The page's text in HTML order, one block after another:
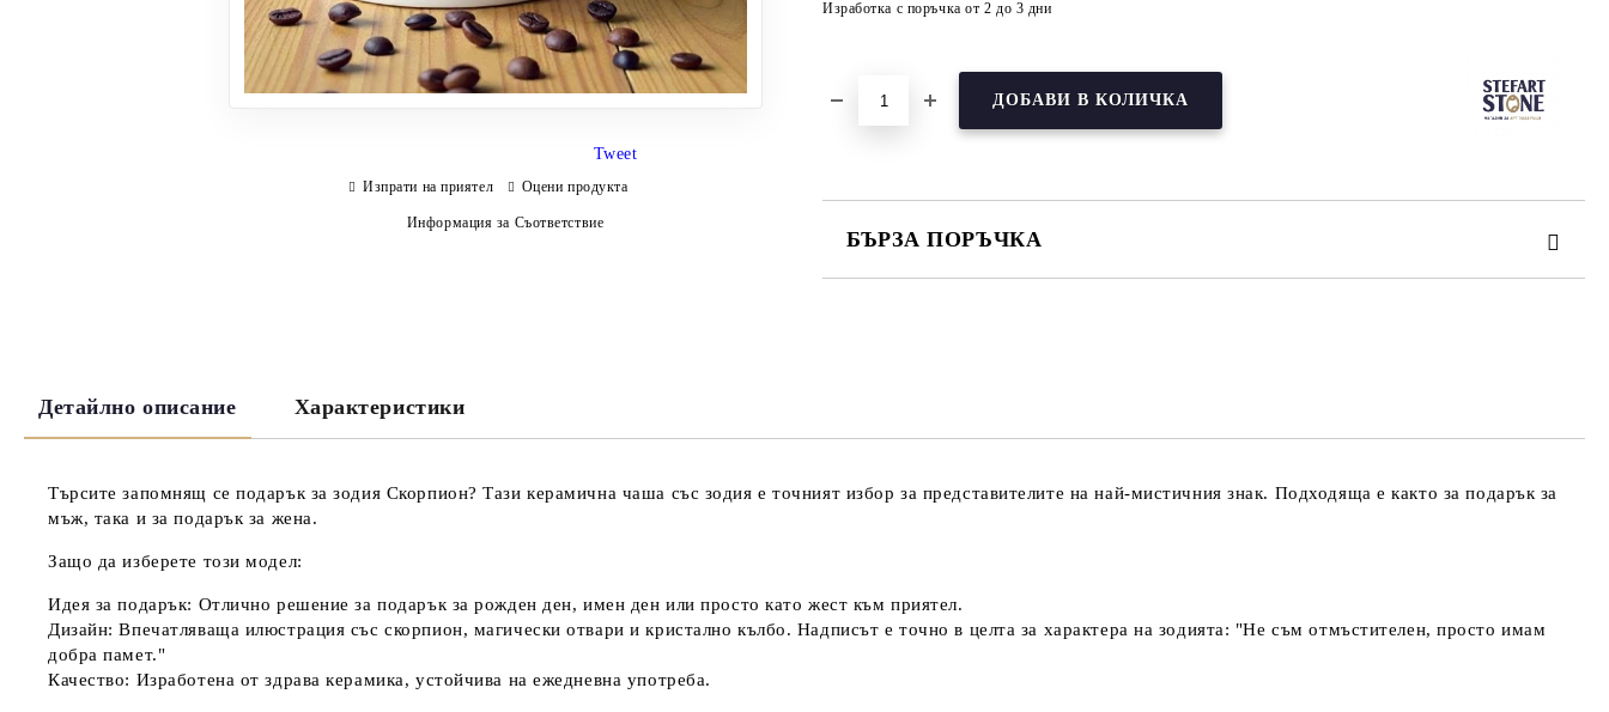
Изработка с поръчка от 2 до 3 дни
БЪРЗА ПОРЪЧКА
Tweet
Изпрати на приятел Оцени продукта
Информация за Съответствие
Детайлно описание Характеристики
Търсите запомнящ сеподарък за зодия Скорпион? Тази керамична чаша със зодия е точният избор за представителите на най-мистичния знак. Подходяща е както заподарък за
мъж, така и заподарък за жена.
Защо да изберете този модел:
Идея за подарък: Отлично решение заподарък за рожден ден, имен ден или просто като жест към приятел.
Дизайн: Впечатляваща илюстрация със скорпион, магически отвари и кристално кълбо. Надписът е точно в целта за характера на зодията: "Не съм отмъстителен, просто имам
добра памет."
Качество: Изработена от здрава керамика, устойчива на ежедневна употреба.